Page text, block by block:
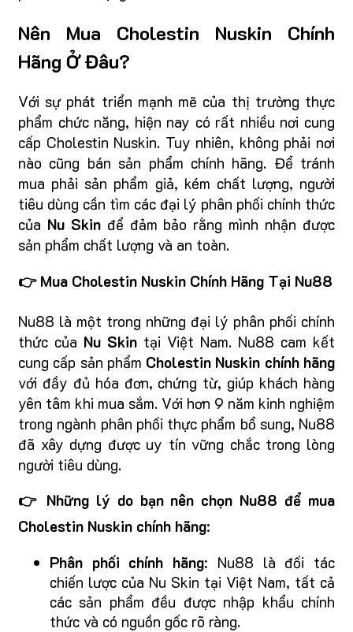
Nên Mua Cholestin Nuskin Chính
Hãng Ở Đâu?
Với sự phát triển mạnh mẽ của thị trường thực
phẩm chức năng, hiện nay có rất nhiều nơi cung
cấp Cholestin Nuskin. Tuy nhiên, không phải nơi
nào cũng bán sản phẩm chính hãng. Để tránh
mua phải sản phẩm giả, kém chất lượng, người
tiêu dùng cần tìm các đại lý phân phối chính thức
của Nu Skinđể đảm bảo rằng mình nhận được
sản phẩm chất lượng và an toàn.
👉 Mua Cholestin Nuskin Chính Hãng Tại Nu88
Nu88 là một trong những đại lý phân phối chính
thức của Nu Skin tại Việt Nam. Nu88 cam kết
cung cấp sản phẩm Cholestin Nuskin chính hãng
với đầy đủ hóa đơn, chứng từ, giúp khách hàng
yên tâm khi mua sắm. Với hơn 9 năm kinh nghiệm
trong ngành phân phối thực phẩm bổ sung, Nu88
đã xây dựng được uy tín vững chắc trong lòng
người tiêu dùng.
👉 Những lý do bạn nên chọn Nu88 để mua
Cholestin Nuskin chính hãng:
Phân phối chính hãng: Nu88 là đối tác
chiến lược của Nu Skin tại Việt Nam, tất cả
các sản phẩm đều được nhập khẩu chính
thức và có nguồn gốc rõ ràng.